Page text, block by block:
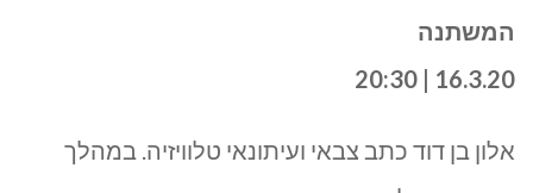
המשתנה
16.3.20 | 20:30
אלון בן דוד כתב צבאי ועיתונאי טלוויזיה. במהלך